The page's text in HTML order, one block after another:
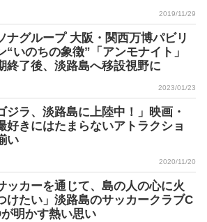
2019/11/29
ナグループ 大阪・関西万博パビリ
“いのちの象徴”「アンモナイト」
終了後、淡路島へ移設視野に
2023/01/23
ジラ、淡路島に上陸中！」映画・
好きにはたまらないアトラクショ
い
2020/11/20
ッカーを通じて、島の人の心に火
けたい」淡路島のサッカークラブC
明かす熱い思い